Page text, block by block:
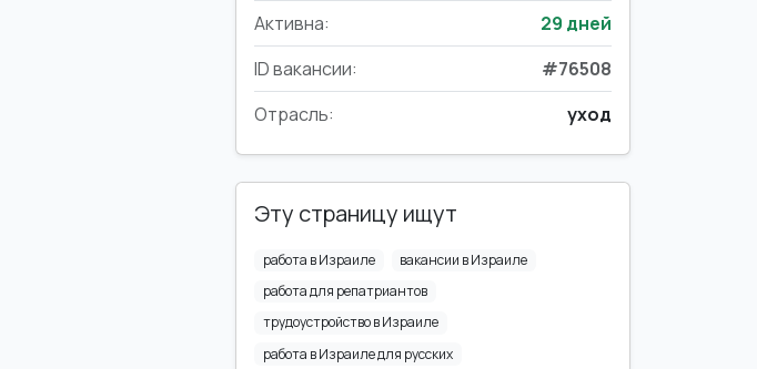
Активна:
29 дней
ID вакансии:
#76508
Отрасль:
уход
Эту страницу ищут
работа в Израиле
вакансии в Израиле
работа для репатриантов
трудоустройство в Израиле
работа в Израиле для русских